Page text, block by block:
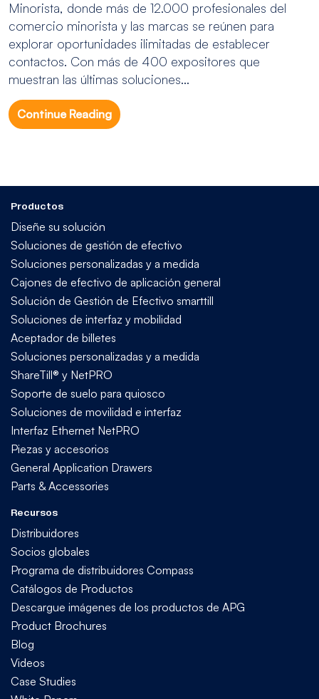
Minorista, donde más de 12.000 profesionales del
comercio minorista y las marcas se reúnen para
explorar oportunidades ilimitadas de establecer
contactos. Con más de 400 expositores que
muestran las últimas soluciones...
Continue Reading
Productos
Diseñe su solución
Soluciones de gestión de efectivo
Soluciones personalizadas y a medida
Cajones de efectivo de aplicación general
Solución de Gestión de Efectivo smarttill
Soluciones de interfaz y mobilidad
Aceptador de billetes
Soluciones personalizadas y a medida
ShareTill® y NetPRO
Soporte de suelo para quiosco
Soluciones de movilidad e interfaz
Interfaz Ethernet NetPRO
Piezas y accesorios
General Application Drawers
Parts & Accessories
Recursos
Distribuidores
Socios globales
Programa de distribuidores Compass
Catálogos de Productos
Descargue imágenes de los productos de APG
Product Brochures
Blog
Videos
Case Studies